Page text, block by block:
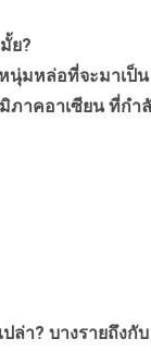
ย?
นุ่มหล่อที่จะมาเป็น
าคอาเซียน ที่กำ
า? บางรายถึงกับ